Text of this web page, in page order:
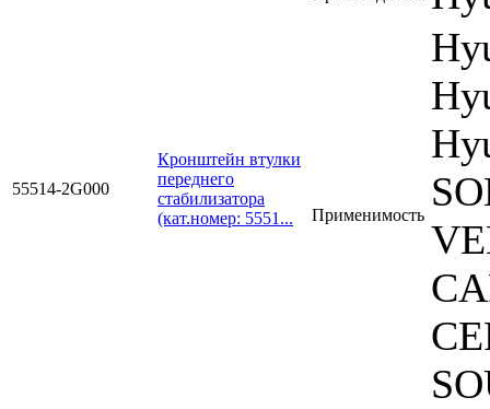
55514-2G000
Кронштейн втулки
переднего
стабилизатора
(кат.номер: 5551...
Применимость